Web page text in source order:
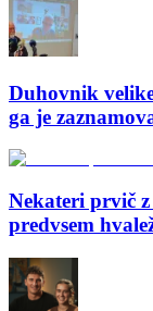
Duhovnik
ga je
Nekateri prvič
predvsem